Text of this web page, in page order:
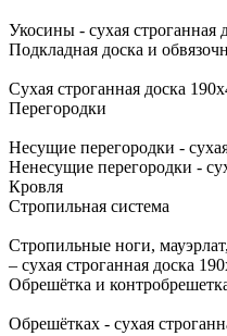
Укосины - сухая строганная
Подкладная доска и
Сухая строганная доска
Перегородки
Несущие перегородки -
Ненесущие перегородки -
Кровля
Стропильная система
Стропильные ноги,
– сухая строганная доска
Обрешётка и
Обрешётках - сухая